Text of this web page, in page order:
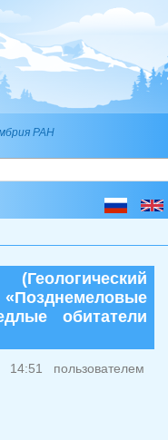
РАН
обитатели
пользователем